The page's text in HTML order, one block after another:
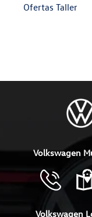
Ofertas Taller
Volkswagen
Volkswagen